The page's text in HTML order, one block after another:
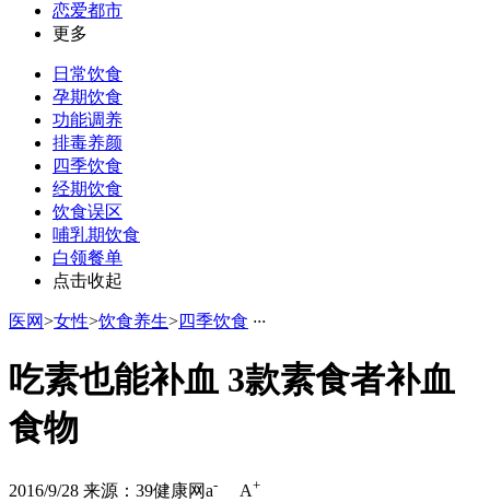
恋爱都市
更多
日常饮食
孕期饮食
功能调养
排毒养颜
四季饮食
经期饮食
饮食误区
哺乳期饮食
白领餐单
点击收起
医网>女性>饮食养生>四季饮食 ···
吃素也能补血 3款素食者补血
食物
2016/9/28 来源：39健康网a- A+